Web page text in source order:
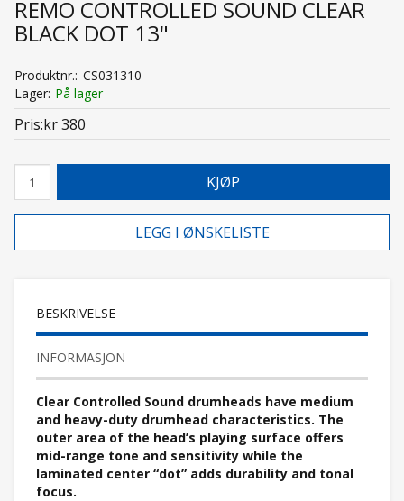
REMO CONTROLLED SOUND CLEAR
BLACK DOT 13"
Produktnr. CS031310
Lager På lager
Pris kr 380
KJØP
LEGG I ØNSKELISTE
BESKRIVELSE
INFORMASJON
Clear Controlled Sound drumheads have medium
and heavy-duty drumhead characteristics. The
outer area of the head’s playing surface offers
mid-range tone and sensitivity while the
laminated center “dot” adds durability and tonal
focus.